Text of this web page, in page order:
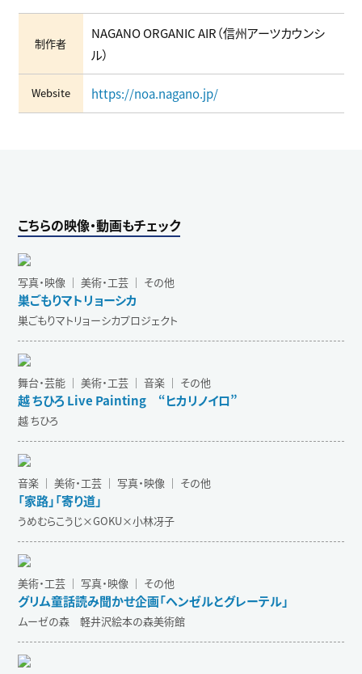
制作者
NAGANO ORGANIC AIR（信州アーツカウンシ
ル）
Website https://noa.nagano.jp/
こちらの映像・動画もチェック
写真・映像 ｜ 美術・工芸 ｜ その他
巣ごもりマトリョーシカ
巣ごもりマトリョーシカプロジェクト
舞台・芸能 ｜ 美術・工芸 ｜ 音楽 ｜ その他
越 ちひろ Live Painting “ヒカリノイロ”
越 ちひろ
音楽 ｜ 美術・工芸 ｜ 写真・映像 ｜ その他
「家路」「寄り道」
うめむらこうじ×GOKU×小林冴子
美術・工芸 ｜ 写真・映像 ｜ その他
グリム童話読み聞かせ企画「ヘンゼルとグレーテル」
ムーゼの森 軽井沢絵本の森美術館